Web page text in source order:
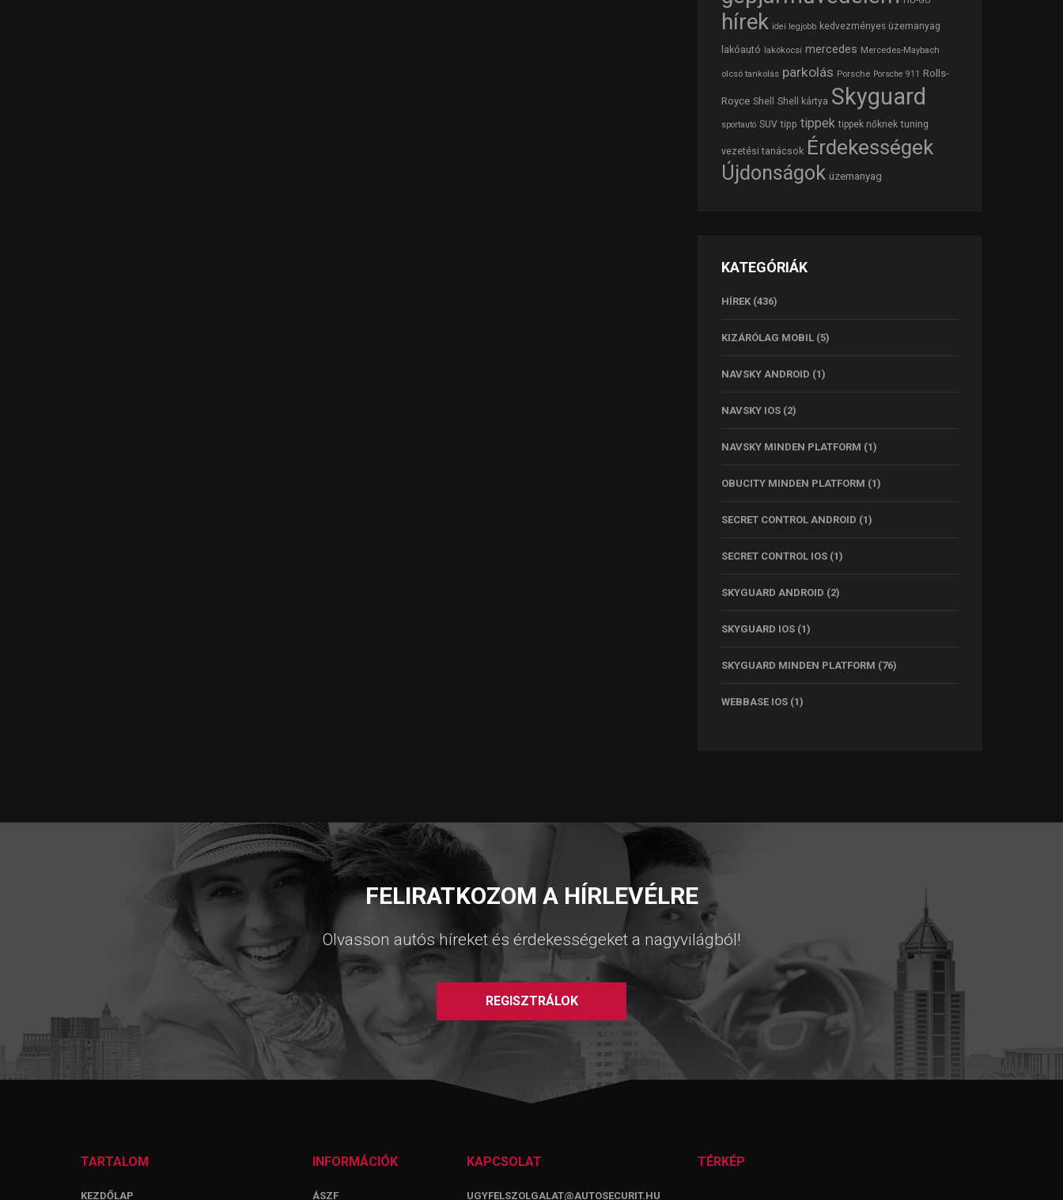
hírek idei legjobb kedvezményes üzemanyag
lakóautó lakókocsi mercedes Mercedes-Maybach
olcsó tankolás parkolás Porsche Porsche 911 Rolls-
Royce Shell Shell kártya Skyguard
sportautó SUV tipp tippek tippek nőknek tuning
vezetési tanácsok Érdekességek
Újdonságok üzemanyag
KATEGÓRIÁK
HÍREK (436)
KIZÁRÓLAG MOBIL (5)
NAVSKY ANDROID (1)
NAVSKY IOS (2)
NAVSKY MINDEN PLATFORM (1)
OBUCITY MINDEN PLATFORM (1)
SECRET CONTROL ANDROID (1)
SECRET CONTROL IOS (1)
SKYGUARD ANDROID (2)
SKYGUARD IOS (1)
SKYGUARD MINDEN PLATFORM (76)
WEBBASE IOS (1)
FELIRATKOZOM A HÍRLEVÉLRE
Olvasson autós híreket és érdekességeket a nagyvilágból!
REGISZTRÁLOK
TARTALOM
KEZDŐLAP
INFORMÁCIÓK
ÁSZF
KAPCSOLAT
UGYFELSZOLGALAT@AUTOSECURIT.HU
TÉRKÉP